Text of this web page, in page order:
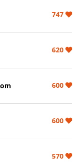
747
620
600
600
570